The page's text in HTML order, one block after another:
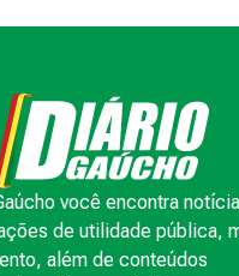
você encontra
de utilidade pública,
além de conteúdos